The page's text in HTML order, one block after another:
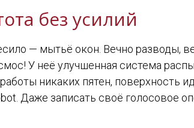
без усилий
— мытьё окон. Вечно разводы,
У неё улучшенная система
никаких пятен, поверхность
Даже записать своё голосовое